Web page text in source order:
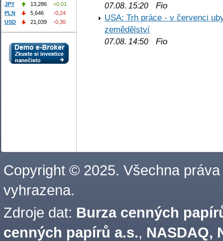
07.08. 15:20 Fio
USA: Trh práce - v červenci
zemědělství
07.08. 14:50 Fio
JPY
13,286
+0,01
PLN
5,646
-0,24
USD
21,039 -0,30
Copyright © 2025. Všechna práva
vyhrazena.
Zdroje dat: Burza cenných
cenných papírů a.s., NASDAQ,